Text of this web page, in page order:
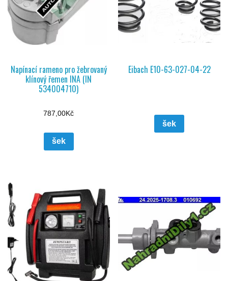
Napínací rameno pro žebrovaný
klínový řemen INA (IN
534004710)
787,00Kč
šek
Eibach E10-63-027-04-22
šek